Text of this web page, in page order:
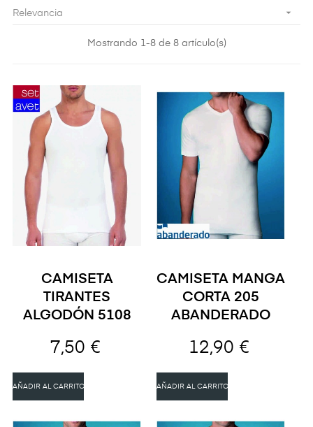
Relevancia 
Mostrando 1-8 de 8 artículo(s)
CAMISETA
TIRANTES
ALGODÓN 5108
7,50 €
AÑADIR AL CARRITO
CAMISETA MANGA
CORTA 205
ABANDERADO
12,90 €
AÑADIR AL CARRITO